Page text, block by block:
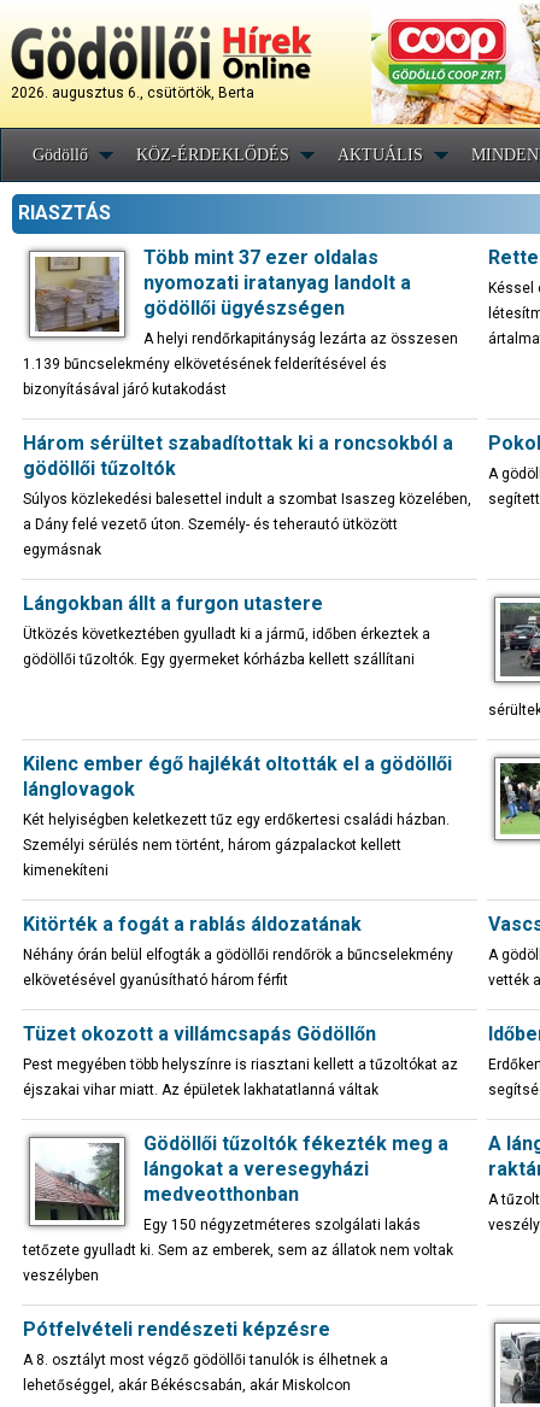
2026. augusztus 6., csütörtök, Berta
Gödöllő KÖZ-ÉRDEKLŐDÉS AKTUÁLIS
RIASZTÁS
Több mint 37 ezer oldalas
nyomozati iratanyag landolt a
gödöllői ügyészségen
A helyi rendőrkapitányság lezárta az összesen
1.139 bűncselekmény elkövetésének felderítésével és
bizonyításával járó kutakodást
Késsel
Három sérültet szabadítottak ki a roncsokból a
gödöllői tűzoltók
Súlyos közlekedési balesettel indult a szombat Isaszeg közelében,
a Dány felé vezető úton. Személy- és teherautó ütközött
egymásnak
A
Lángokban állt a furgon utastere
Ütközés következtében gyulladt ki a jármű, időben érkeztek a
gödöllői tűzoltók. Egy gyermeket kórházba kellett szállítani
Kilenc ember égő hajlékát oltották el a gödöllői
lánglovagok
Két helyiségben keletkezett tűz egy erdőkertesi családi házban.
Személyi sérülés nem történt, három gázpalackot kellett
kimenekíteni
Kitörték a fogát a rablás áldozatának
Néhány órán belül elfogták a gödöllői rendőrök a bűncselekmény
elkövetésével gyanúsítható három férfit
A
vették
Tüzet okozott a villámcsapás Gödöllőn
Pest megyében több helyszínre is riasztani kellett a tűzoltókat az
éjszakai vihar miatt. Az épületek lakhatatlanná váltak
Gödöllői tűzoltók fékezték meg a
lángokat a veresegyházi
medveotthonban
Egy 150 négyzetméteres szolgálati lakás
tetőzete gyulladt ki. Sem az emberek, sem az állatok nem voltak
veszélyben
A
A
Pótfelvételi rendészeti képzésre
A 8. osztályt most végző gödöllői tanulók is élhetnek a
lehetőséggel, akár Békéscsabán, akár Miskolcon